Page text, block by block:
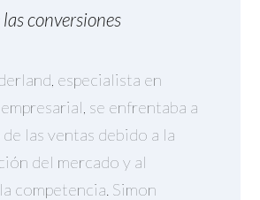
conversiones
especialista en
se enfrentaba a
las ventas debido a la
del mercado y al
competencia. Simon